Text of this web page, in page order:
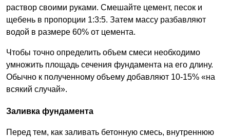
раствор своими руками. Смешайте цемент, песок и
щебень в пропорции 1:3:5. Затем массу разбавляют
водой в размере 60% от цемента.
Чтобы точно определить объем смеси необходимо
умножить площадь сечения фундамента на его длину.
Обычно к полученному объему добавляют 10-15% «на
всякий случай».
Заливка фундамента
Перед тем, как заливать бетонную смесь, внутреннюю